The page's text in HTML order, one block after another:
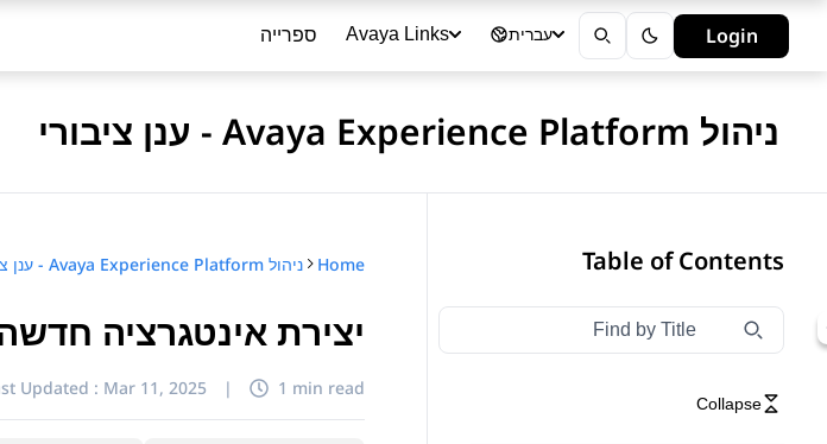
ספרייה Avaya Links עברית Login
ניהול Avaya Experience Platform - ענן ציבורי
Table of Contents
Filter navigation by title
Type to filter navigation items by title
Collapse
Home ניהול Avaya Experience Platform - ענן ציבורי
יצירת אינטגרציה
Updated : Mar 11, 2025 | 1 min read